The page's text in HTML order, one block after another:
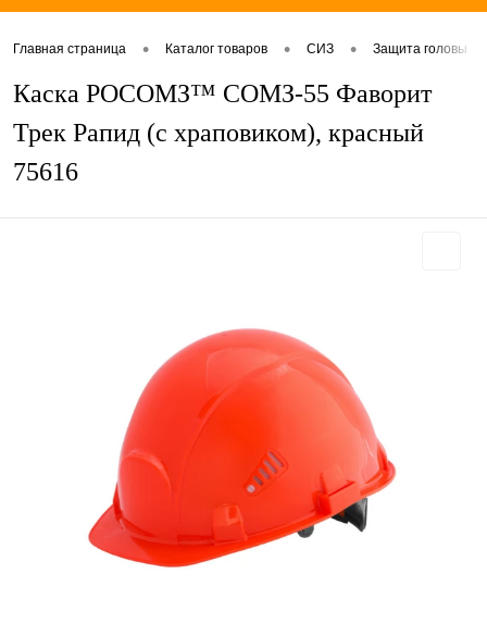
Главная страница • Каталог товаров • СИЗ • Защита головы
Каска РОСОМЗ™ СОМЗ-55 Фаворит
Трек Рапид (с храповиком), красный
75616